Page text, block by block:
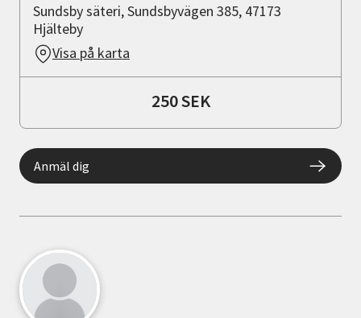
Sundsby säteri, Sundsbyvägen 385, 47173
Hjälteby
Visa på karta
250 SEK
Anmäl dig